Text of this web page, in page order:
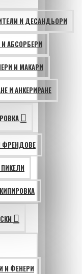
И ДЕСАНДЬОРИ
АБСОРБЕРИ
И МАКАРИ
И АНКЕРИРАНЕ
ФРЕНДОВЕ
И ФЕНЕРИ